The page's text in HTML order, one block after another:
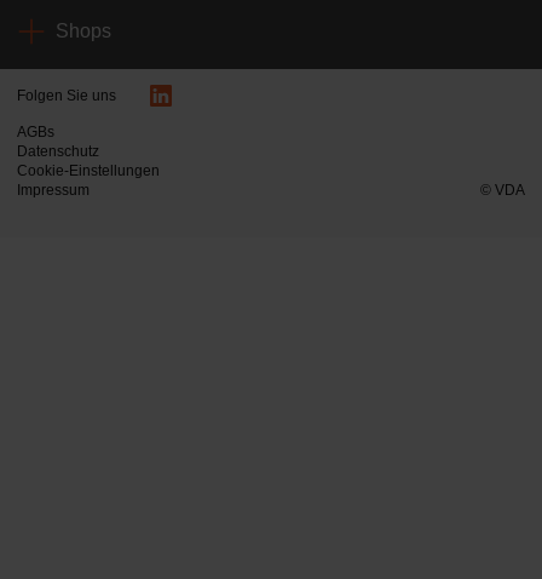
Shops
Folgen Sie uns
AGBs
Datenschutz
Cookie-Einstellungen
Impressum
© VDA